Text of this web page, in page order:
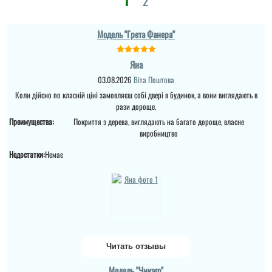
Модель "Грета Фанера"
Яна
03.08.2026 Віта Поштова
Коли дійсно по класній ціні замовляєш собі двері в будинок, а вони виглядають в
рази дороще.
Преимущества:
Покриття з дерева, виглядають на багато дороще, власне
виробництво
Недостатки:Немає
Читать отзывы